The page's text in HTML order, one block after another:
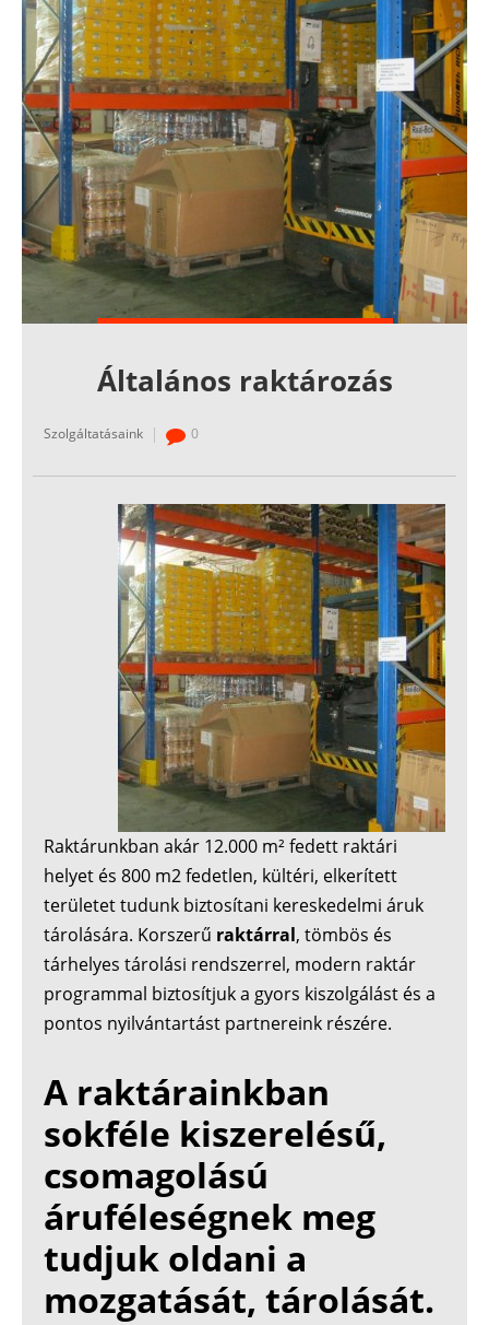
Általános raktározás
Szolgáltatásaink 0
Raktárunkban akár 12.000 m² fedett raktári
helyet és 800 m2 fedetlen, kültéri, elkerített
területet tudunk biztosítani kereskedelmi áruk
tárolására. Korszerű raktárral, tömbös és
tárhelyes tárolási rendszerrel, modern raktár
programmal biztosítjuk a gyors kiszolgálást és a
pontos nyilvántartást partnereink részére.
A raktárainkban
sokféle kiszerelésű,
csomagolású
áruféleségnek meg
tudjuk oldani a
mozgatását, tárolását.